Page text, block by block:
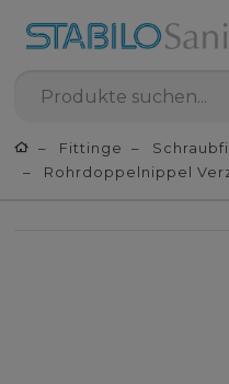
Fittinge
Rohrdoppelnippel